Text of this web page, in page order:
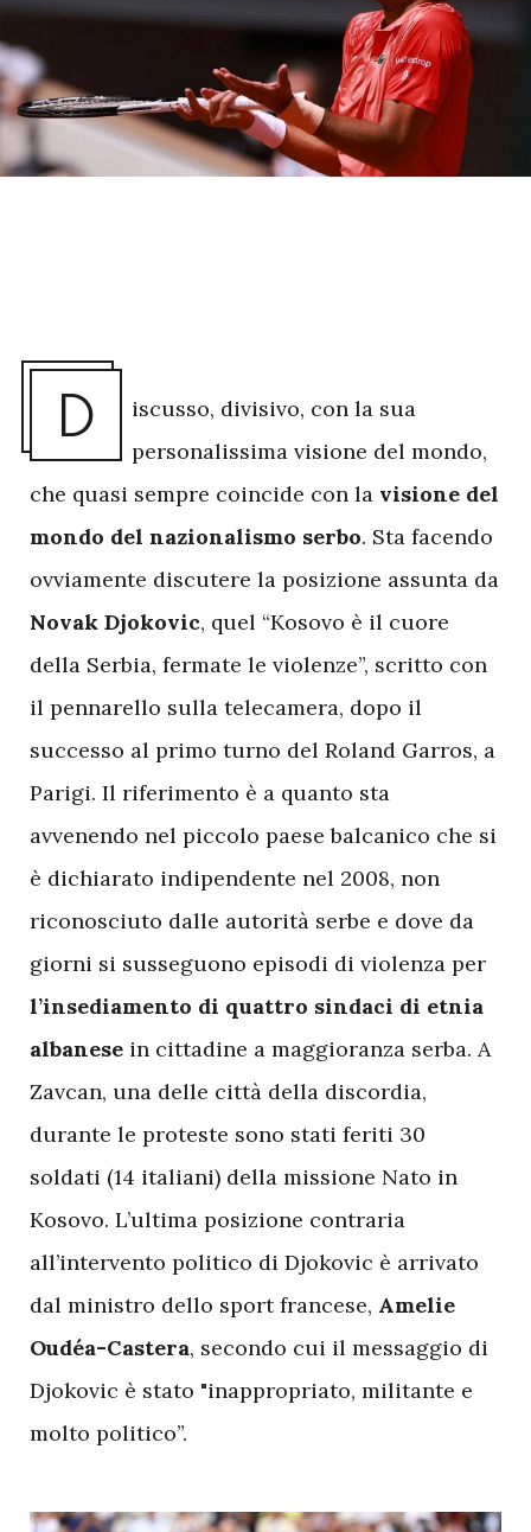
D
iscusso, divisivo, con la sua
personalissima visione del mondo,
che quasi sempre coincide con la visione del
mondo del nazionalismo serbo. Sta facendo
ovviamente discutere la posizione assunta da
Novak Djokovic, quel “Kosovo è il cuore
della Serbia, fermate le violenze”, scritto con
il pennarello sulla telecamera, dopo il
successo al primo turno del Roland Garros, a
Parigi. Il riferimento è a quanto sta
avvenendo nel piccolo paese balcanico che si
è dichiarato indipendente nel 2008, non
riconosciuto dalle autorità serbe e dove da
giorni si susseguono episodi di violenza per
l’insediamento di quattro sindaci di etnia
albanese in cittadine a maggioranza serba. A
Zavcan, una delle città della discordia,
durante le proteste sono stati feriti 30
soldati (14 italiani) della missione Nato in
Kosovo. L’ultima posizione contraria
all’intervento politico di Djokovic è arrivato
dal ministro dello sport francese, Amelie
Oudéa-Castera, secondo cui il messaggio di
Djokovic è stato "inappropriato, militante e
molto politico”.